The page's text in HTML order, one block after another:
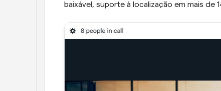
baixável, suporte à localização em mais de